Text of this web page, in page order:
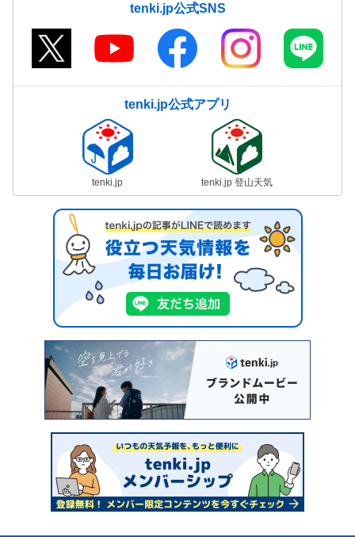
tenki.jp公式SNS
tenki.jp公式アプリ
tenki.jp tenki.jp 登山天気